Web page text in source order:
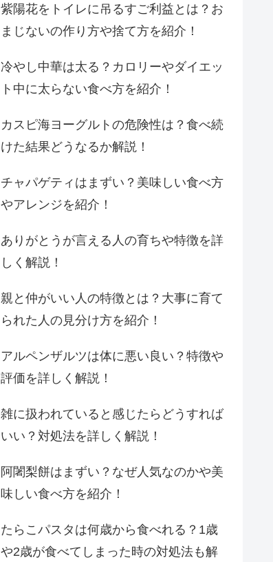
紫陽花をトイレに吊るすご利益とは？お
まじないの作り方や捨て方を紹介！
冷やし中華は太る？カロリーやダイエッ
ト中に太らない食べ方を紹介！
カスピ海ヨーグルトの危険性は？食べ続
けた結果どうなるか解説！
チャパゲティはまずい？美味しい食べ方
やアレンジを紹介！
ありがとうが言える人の育ちや特徴を詳
しく解説！
親と仲がいい人の特徴とは？大事に育て
られた人の見分け方を紹介！
アルペンザルツは体に悪い良い？特徴や
評価を詳しく解説！
雑に扱われていると感じたらどうすれば
いい？対処法を詳しく解説！
阿闍梨餅はまずい？なぜ人気なのかや美
味しい食べ方を紹介！
たらこパスタは何歳から食べれる？1歳
や2歳が食べてしまった時の対処法も解